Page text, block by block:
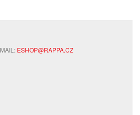
MAIL: ESHOP@RAPPA.CZ